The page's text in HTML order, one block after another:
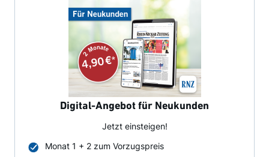
Digital-Angebot für Neukunden
Jetzt einsteigen!
Monat 1 + 2 zum Vorzugspreis